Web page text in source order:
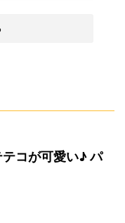
コが可愛い♪ パ